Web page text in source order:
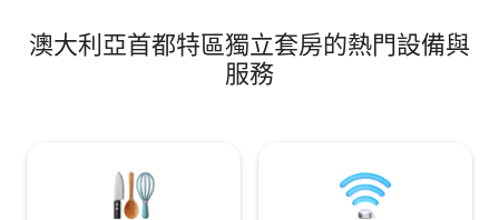
合商務差旅、家庭參觀或雪地一日遊！ 冬
季-距離Jindabyne 1小時50分鐘車程，距
離Perisher滑雪場2小時20分鐘車程。
Ginninderra 湖、
抵達中央商業區、
澳大利亞首都特區獨立套房的熱門設備與
服務